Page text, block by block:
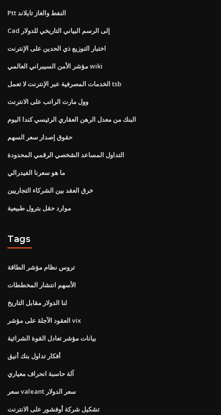
Ptt النفط والغاز تايلاند
Cad إلى الرسم البياني التاريخي للدولار
اختبار التوزيع ذي الحدين على الإنترنت
مؤشر الأمن السيبراني العالمي wiki
الخدمات المصرفية عبر الإنترنت لا تعمل tsb
وول مارت الراتب على الانترنت
البنك من معدل الرهن العقاري الرئيسي كندا اليوم
حقوق إصدار سعر السهم
التداول المساعد الشخصي الرقمي المحدودة
ما هو سعرنا الفيدرالي
خرق العقد بين الشركاء التجاريين
موارد حقل بترول طبيعية
Tags
تروس نظام مؤشر الطاقة
الأسهم انتشار المخططات
لنا الدولار مقابل التاريخ
العقود الآجلة على مؤشر vix
بيانات مؤشر تعادل القوة الشرائية
أفكار تداول بنك أنيق
آلة حاسبة انحراف معياري
سعر valeant سعر الدولار
تشكيل شركة أوفشور على الانترنت